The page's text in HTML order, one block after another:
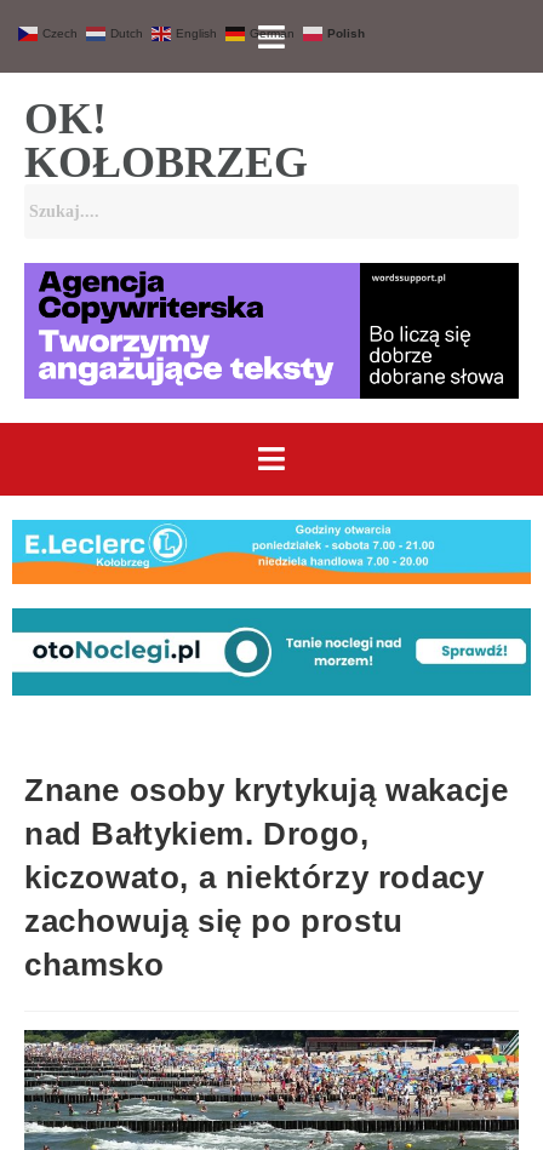
OK!
KOŁOBRZEG
Znane osoby krytykują wakacje
nad Bałtykiem. Drogo,
kiczowato, a niektórzy rodacy
zachowują się po prostu
chamsko
Czech Dutch English German Polish